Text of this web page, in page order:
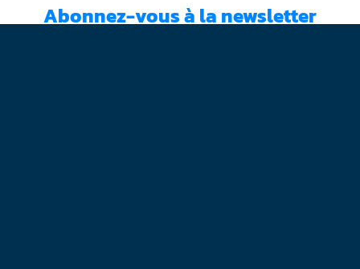
Abonnez-vous à la newsletter